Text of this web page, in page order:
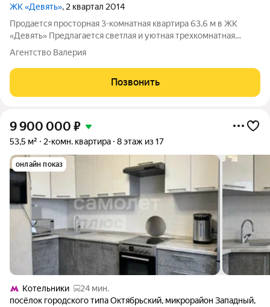
ЖК «Девять», 2 квартал 2014
Продается просторная 3-комнатная квартира 63,6 м в ЖК
«Девять» Предлагается светлая и уютная трехкомнатная
квартира с современным ремонтом в ЖК «Девять». Квартира
расположена на комфортном 2 этаже дома 2014 года
постройки и полностью готова к
Агентство Валерия
Позвонить
9 900 000 ₽
53,5 м² 2-комн. квартира 8 этаж из 17
онлайн показ
Котельники
24 мин.
посёлок городского типа Октябрьский, микрорайон Западный,